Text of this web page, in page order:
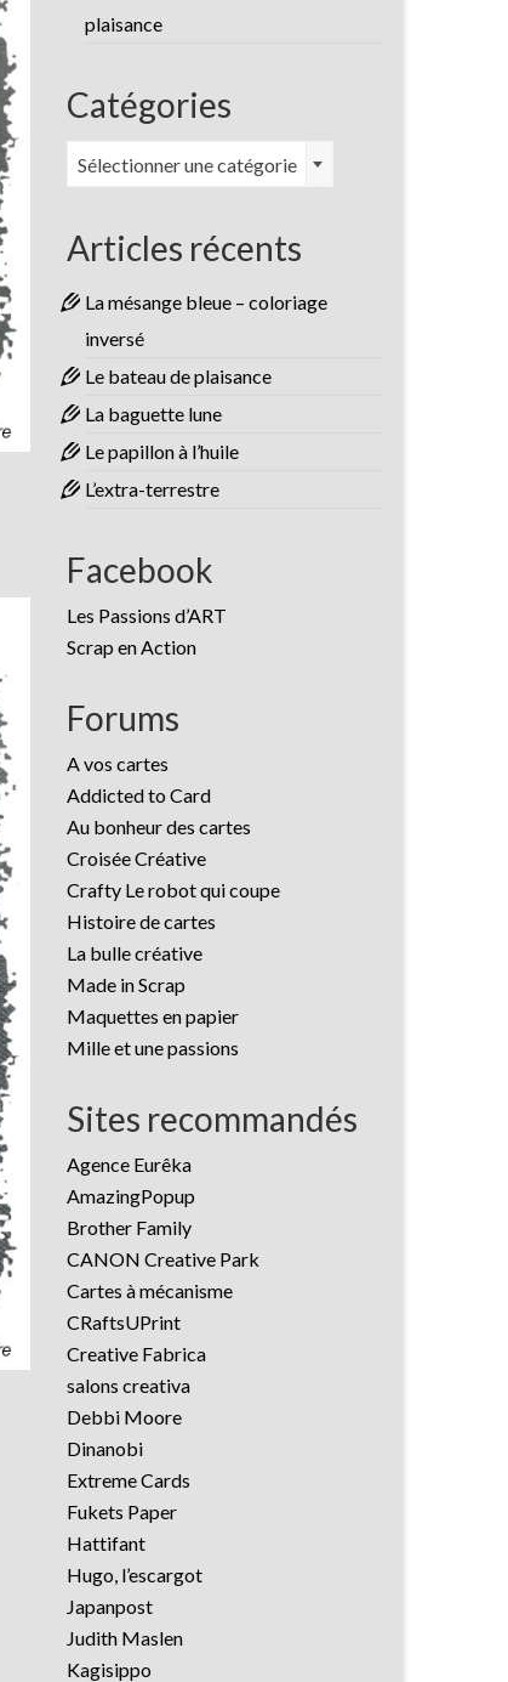
plaisance
Catégories
Catégories
Sélectionner une catégorie
Articles récents
La mésange bleue – coloriage
inversé
Le bateau de plaisance
La baguette lune
Le papillon à l’huile
L’extra-terrestre
Facebook
Les Passions d’ART
Scrap en Action
Forums
A vos cartes
Addicted to Card
Au bonheur des cartes
Croisée Créative
Crafty Le robot qui coupe
Histoire de cartes
La bulle créative
Made in Scrap
Maquettes en papier
Mille et une passions
Sites recommandés
Agence Eurêka
AmazingPopup
Brother Family
CANON Creative Park
Cartes à mécanisme
CRaftsUPrint
Creative Fabrica
salons creativa
Debbi Moore
Dinanobi
Extreme Cards
Fukets Paper
Hattifant
Hugo, l’escargot
Japanpost
Judith Maslen
Kagisippo